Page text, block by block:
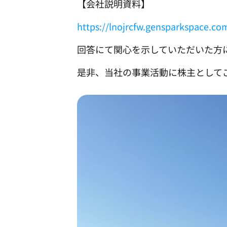
【会社説明資料】
https://
回答にて関心を示していただいた
是非、当社の事業活動に株主とし